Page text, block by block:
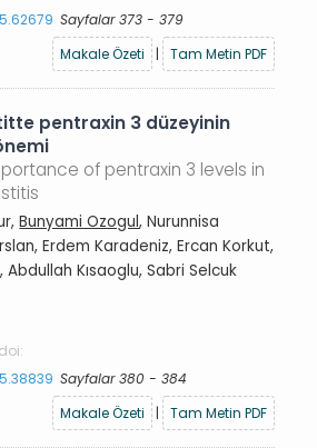
Sayfalar 373 - 379
Makale Özeti
| Tam Metin PDF
pentraxin 3 düzeyinin
of pentraxin 3 levels in
Bunyami Ozogul, Nurunnisa
Erdem Karadeniz, Ercan Korkut,
Kısaoglu, Sabri Selcuk
doi:
Sayfalar 380 - 384
Makale Özeti
| Tam Metin PDF